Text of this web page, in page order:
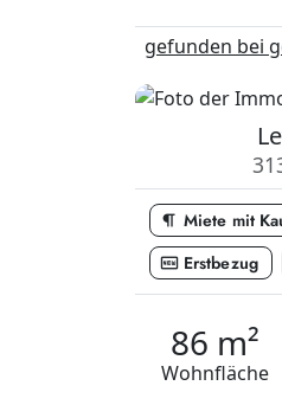
gefunden bei
format_paragraph Miete mit
fiber_new Erstbezug
86 m²
Wohnfläche